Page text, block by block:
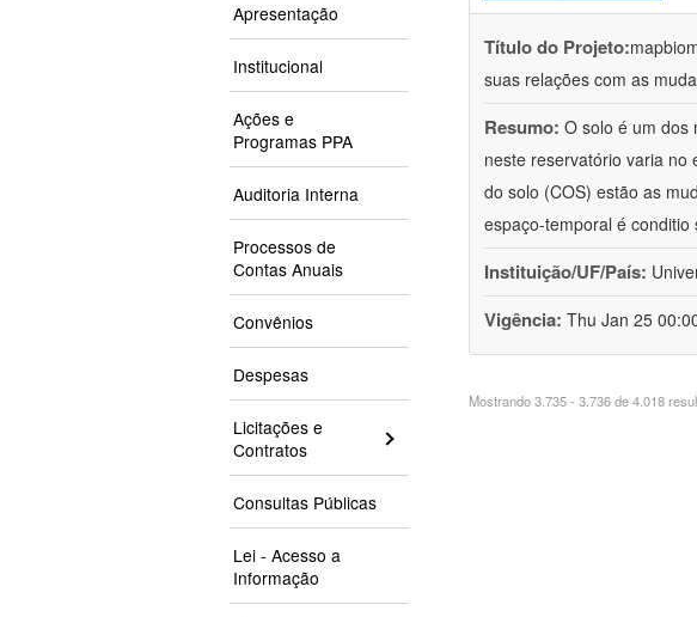
Apresentação
Institucional
Ações e
Programas PPA
Auditoria Interna
Processos de
Contas Anuais
Convênios
Despesas
Licitações e
Contratos
Consultas Públicas
Lei - Acesso a
Informação
Título do Projeto:
suas relações com as
Resumo: O solo é um dos
neste reservatório varia no
do solo (COS) estão as
espaço-temporal é
Instituição/UF/País:
Vigência: Thu Jan 25
Mostrando 3.735 - 3.736 de 4.018